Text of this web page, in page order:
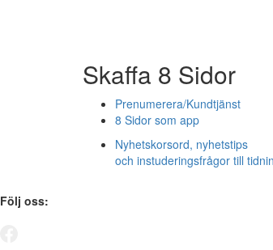
Skaffa 8 Sidor
Prenumerera/Kundtjänst
8 Sidor som app
Nyhetskorsord, nyhetstips
och instuderingsfrågor till
Följ oss: